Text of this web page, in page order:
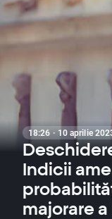
18:26 · 10 aprilie
Indicii
majorare